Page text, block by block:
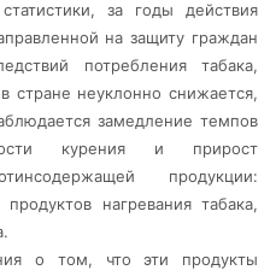
за годы действия
на защиту граждан
потребления табака,
стране неуклонно снижается,
замедление темпов
курения и прирост
продукции:
нагревания табака,
о том, что эти продукты